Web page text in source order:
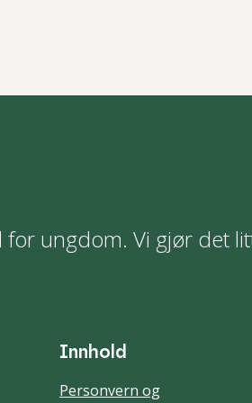
ungdom. Vi gjør det
Innhold
Personvern og